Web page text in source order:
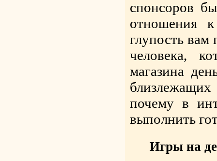
спонсоров
отношения
глупость
человека,
магазина
почему в
выполнить
Игры на